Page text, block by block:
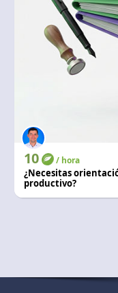
10 / hora
¿Necesitas
productivo?